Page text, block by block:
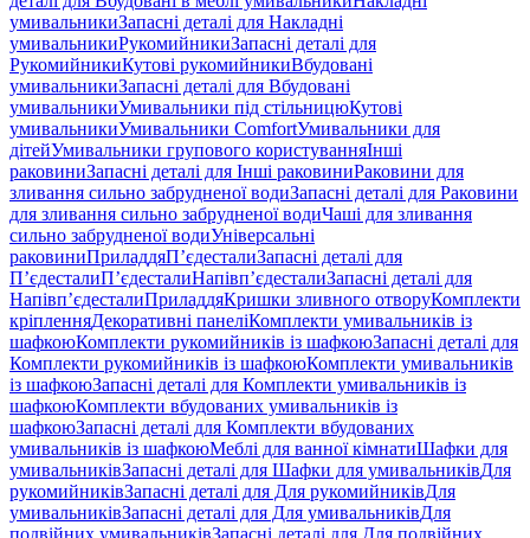
умивальникиЗапасні деталі для Накладні
умивальникиРукомийникиЗапасні деталі для
РукомийникиКутові рукомийникиВбудовані
умивальникиЗапасні деталі для Вбудовані
умивальникиУмивальники під стільницюКутові
умивальникиУмивальники ComfortУмивальники для
дітейУмивальники групового користуванняІнші
раковиниЗапасні деталі для Інші раковиниРаковини для
зливання сильно забрудненої водиЗапасні деталі для Раковини
для зливання сильно забрудненої водиЧаші для зливання
сильно забрудненої водиУніверсальні
раковиниПриладдяП’єдесталиЗапасні деталі для
П’єдесталиП’єдесталиНапівп’єдесталиЗапасні деталі для
Напівп’єдесталиПриладдяКришки зливного отворуКомплекти
кріпленняДекоративні панеліКомплекти умивальників із
шафкоюКомплекти рукомийників із шафкоюЗапасні деталі для
Комплекти рукомийників із шафкоюКомплекти умивальників
із шафкоюЗапасні деталі для Комплекти умивальників із
шафкоюКомплекти вбудованих умивальників із
шафкоюЗапасні деталі для Комплекти вбудованих
умивальників із шафкоюМеблі для ванної кімнатиШафки для
умивальниківЗапасні деталі для Шафки для умивальниківДля
рукомийниківЗапасні деталі для Для рукомийниківДля
умивальниківЗапасні деталі для Для умивальниківДля
подвійних умивальниківЗапасні деталі для Для подвійних